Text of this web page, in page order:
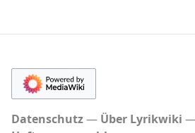
r
0
2
Datenschutz
Über Lyrikwiki